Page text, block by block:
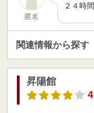
匿名
２４時
関連情報から探す
昇陽館